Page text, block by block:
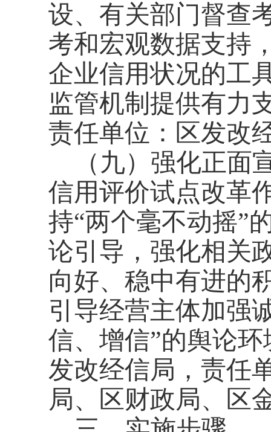
设、有关部门督查
考和宏观数据支持
企业信用状况的工
监管机制提供有力
责任单位：区发改
（九）强化正
信用评价试点改革
持“两个毫不动摇”
论引导，强化相关
向好、稳中有进的
引导经营主体加强
信、增信”的舆论
发改经信局，责任
局、区财政局、区